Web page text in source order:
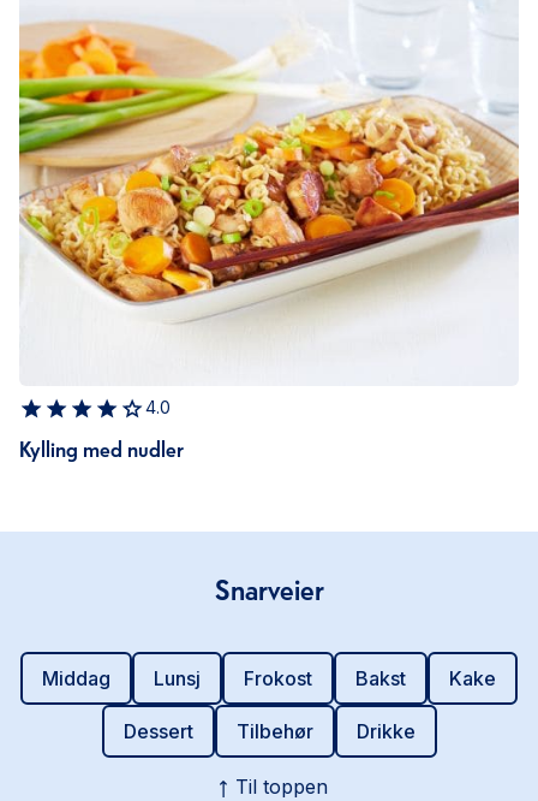
4.0
Kylling med nudler
Snarveier
Middag Lunsj Frokost Bakst Kake
Dessert Tilbehør Drikke
Til toppen